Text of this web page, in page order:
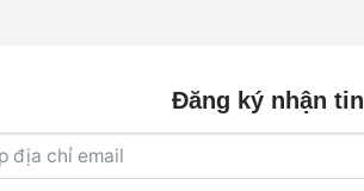
Đăng ký nhận tin